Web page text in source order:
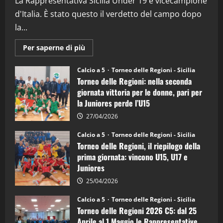
08/04/2026
d'Italia. È stato questo il verdetto del campo dopo
la...
Per saperne di più
informazioni
Torneo
delle
Regioni
di
calcio
a
5:
la
Juniores
è
vicecampione
d’Italia
Calcio a 5 Torneo delle Regioni - Sicilia
Torneo delle Regioni: nella seconda
giornata vittoria per le donne, pari per
la Juniores perde l’U15
27/04/2026
Calcio a 5 Torneo delle Regioni - Sicilia
Torneo delle Regioni, il riepilogo della
prima giornata: vincono U15, U17 e
Juniores
25/04/2026
Calcio a 5 Torneo delle Regioni - Sicilia
Torneo delle Regioni 2026 C5: dal 25